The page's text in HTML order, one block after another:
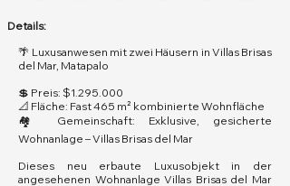
Details:
🌴 Luxusanwesen mit zwei Häusern in Villas Brisas
del Mar, Matapalo
💲 Preis: $1.295.000
📐 Fläche: Fast 465 m² kombinierte Wohnfläche
🏘️ Gemeinschaft: Exklusive, gesicherte
Wohnanlage – Villas Brisas del Mar
Dieses neu erbaute Luxusobjekt in der
angesehenen Wohnanlage Villas Brisas del Mar